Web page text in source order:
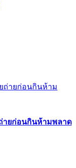
ายก่อนกินห้ามพลาด